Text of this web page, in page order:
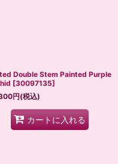
Double Stem Painted Purple
[30097135]
円(税込)
カートに入れる